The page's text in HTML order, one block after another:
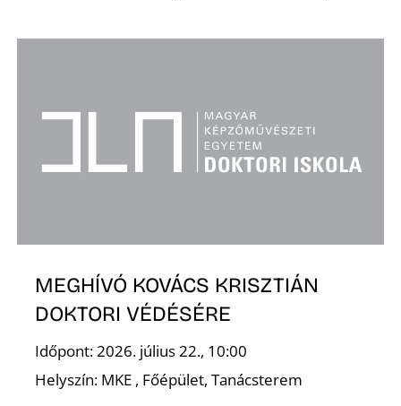
MEGHÍVÓ KOVÁCS KRISZTIÁN
DOKTORI VÉDÉSÉRE
Időpont: 2026. július 22., 10:00
Helyszín: MKE , Főépület, Tanácsterem